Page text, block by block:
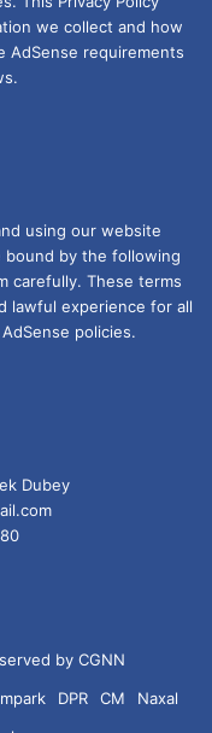
we collect and how
AdSense requirements
using our website
by the following
carefully. These terms
lawful experience for all
policies.
Dubey
by CGNN
DPR CM
Naxal